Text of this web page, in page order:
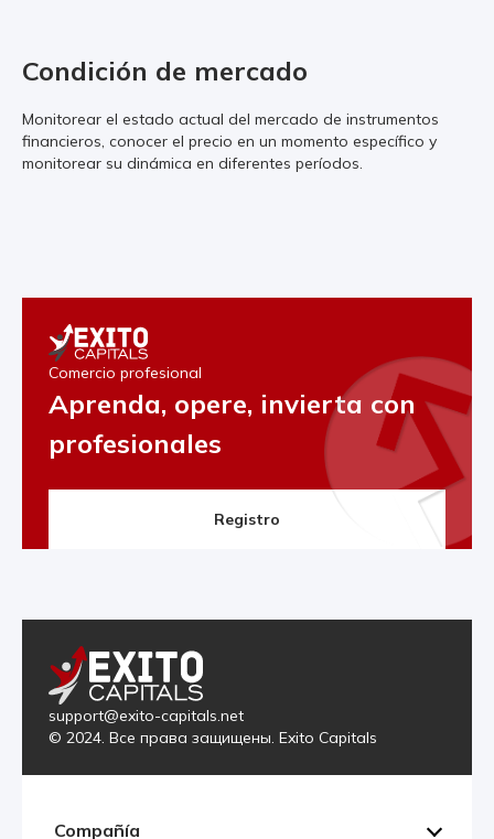
Condición de mercado
Monitorear el estado actual del mercado de instrumentos
financieros, conocer el precio en un momento específico y
monitorear su dinámica en diferentes períodos.
Comercio profesional
Aprenda, opere, invierta con
profesionales
Registro
support@exito-capitals.net
© 2024. Все права защищены. Exito Capitals
Compañía